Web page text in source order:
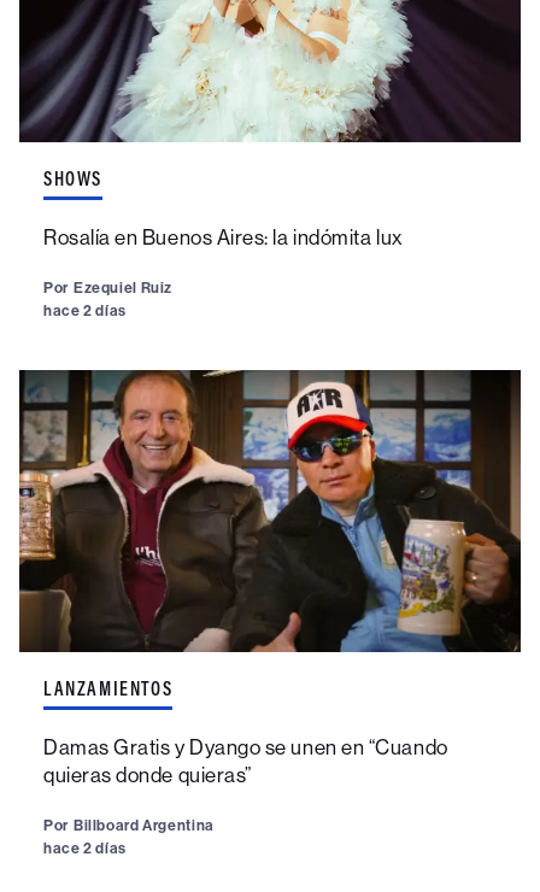
SHOWS
Rosalía en Buenos Aires: la indómita lux
Por Ezequiel Ruiz
hace 2 días
LANZAMIENTOS
Damas Gratis y Dyango se unen en “Cuando
quieras donde quieras”
Por Billboard Argentina
hace 2 días